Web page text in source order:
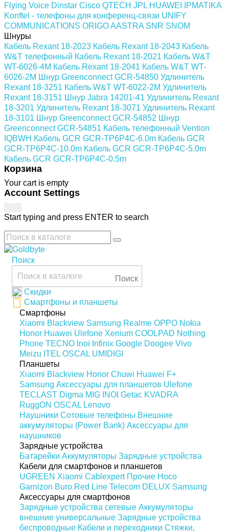
Flying Voice Dinstar Cisco QTECH JPL HUAWEI
IPMATIKA
Konftel - телефоны для конференц-связи UNIFY
COMMUNICATIONS ORIGOAASTRA SNR SNOM
Шнуры
Кабель Rexant 18-2023 Кабель Rexant 18-2043 Кабель
W&T телефонный Кабель Rexant 18-2021 Кабель W&T
WT-6026-4M Кабель Rexant 18-2041 Кабель W&T WT-
6026-2M Шнур Greenconnect GCR-54850 Удлинитель
Rexant 18-3251 Кабель W&T WT-6022-2M Удлинитель
Rexant 18-3151 Шнур Jabra 14201-41 Удлинитель Rexant
18-3201 Удлинитель Rexant 18-3071 Удлинитель Rexant
18-3101 Шнур Greenconnect GCR-54852 Шнур
Greenconnect GCR-54851 Кабель телефонный Vention
IQBWH Кабель GCR GCR-TP6P4C-6.0m Кабель GCR
GCR-TP6P4C-10.0m Кабель GCR GCR-TP6P4C-5.0m
Кабель GCR GCR-TP6P4C-0.5m
Корзина
Your cart is empty
Account Settings
Start typing and press ENTER to search
Поиск
Поиск
Скидки
Смартфоны и планшеты
Смартфоны
Xiaomi Blackview Samsung Realme OPPO Nokia
Honor Huawei Ulefone Xenium COOLPAD Nothing
Phone TECNO Inoi Infinix Google Doogee Vivo
Meizu ITEL OSCAL UMIDIGI
Планшеты
Xiaomi Blackview Honor Chuwi Huawei F+
Samsung Аксессуары для планшетов Ulefone
TECLAST Digma MIG INOI Getac KVADRA
RuggON OSCAL Lenovo
Наушники Сотовые телефоны Внешние
аккумуляторы (Power Bank) Аксессуары для
наушников
Зарядные устройства
Батарейки Аккумуляторы Зарядные устройства
Кабели для смартфонов и планшетов
UGREEN Xiaomi Cablexpert Прочие Hoco
Garnizon Buro Red Line Telecom DELUX Samsung
Аксессуары для смартфонов
Зарядные устройства сетевые Аккумуляторы
внешние универсальные Зарядные устройства
беспроводные Кабели и переходники Стяжки,